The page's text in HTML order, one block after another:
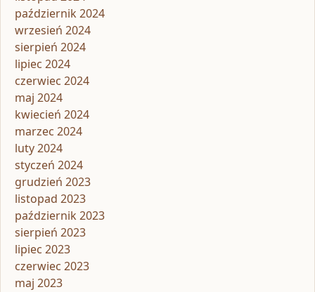
październik 2024
wrzesień 2024
sierpień 2024
lipiec 2024
czerwiec 2024
maj 2024
kwiecień 2024
marzec 2024
luty 2024
styczeń 2024
grudzień 2023
listopad 2023
październik 2023
sierpień 2023
lipiec 2023
czerwiec 2023
maj 2023